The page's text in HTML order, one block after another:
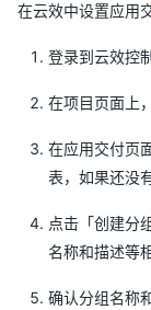
在云效中设置应用
登录到云效控
在项目页面上
在应用交付页
表，如果还没
点击「创建分
名称和描述等
确认分组名称